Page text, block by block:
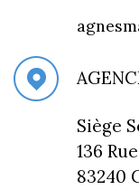
Siège
136
83240